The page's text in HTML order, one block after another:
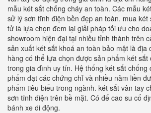
mẫu két sắt chống cháy an toàn. Các mẫu
sử lý sơn tĩnh điện bền đẹp an toàn. mua két
tử là lựa chọn đem lại giải pháp tối ưu cho
showroom hiện đại tại nhiều tỉnh thành trên
sản xuất két sắt khoá an toàn bảo mật là địa
hàng có thể lựa chọn được sản phẩm két
trong gia đình uy tín. Hệ thống két sắt chống
phẩm đạt các chứng chỉ và nhiều năm liền
phẩm tiêu biểu trong ngành. két sắt vân tay
sơn tĩnh điện trên bề mặt. Có đế cao su cố
bánh xe di động.